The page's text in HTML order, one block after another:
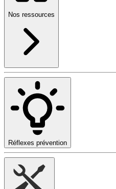
Nos ressources
Réflexes prévention